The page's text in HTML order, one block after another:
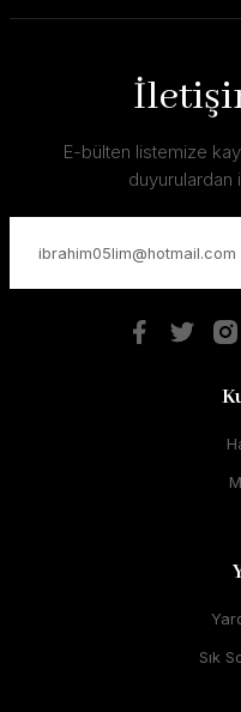
E-bülten listemize
duyurulardan
Sık